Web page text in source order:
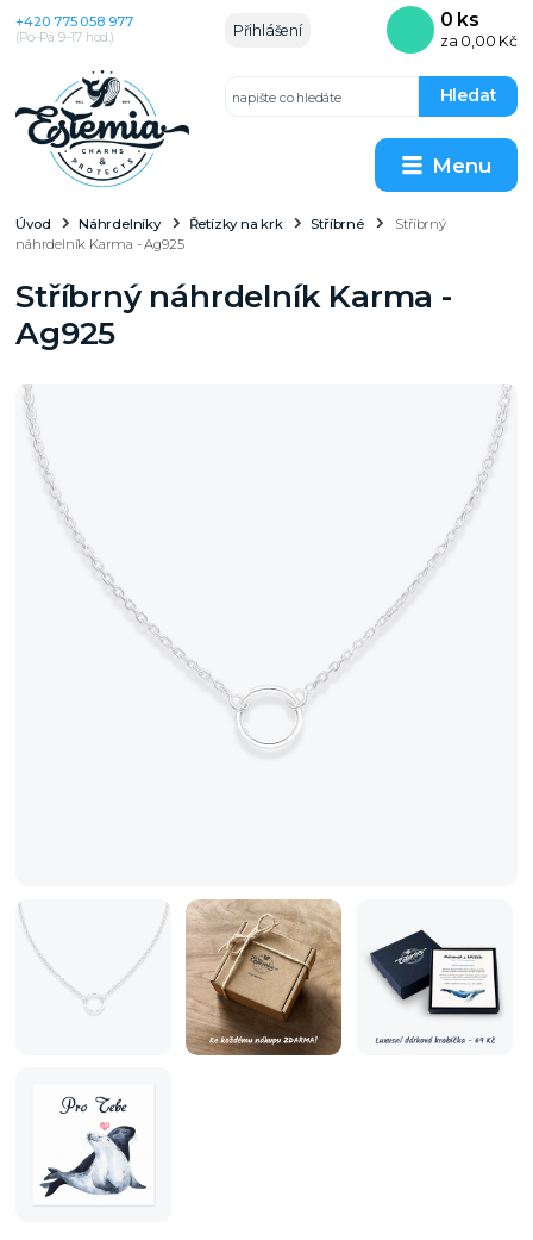
Menu
Přihlášení
Hledat
+420 775 058 977
(Po–Pá 9–17 hod.)
0 ks
za 0,00 Kč
Úvod Náhrdelníky Řetízky na krk Stříbrné
Stříbrný
náhrdelník Karma - Ag925
Stříbrný náhrdelník Karma -
Ag925